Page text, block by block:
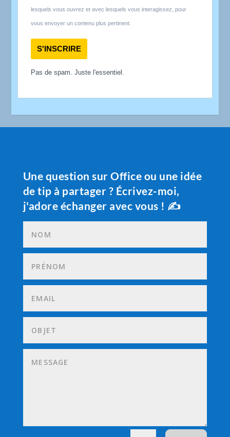
lesquels vous ouvrez et avec lesquels vous interagissez, pour
vous envoyer un contenu plus pertinent.
S'INSCRIRE
Pas de spam. Juste l'essentiel.
Une question sur Office ou une idée
de tip à partager ? Écrivez-moi,
j'adore échanger avec vous ! ✍️